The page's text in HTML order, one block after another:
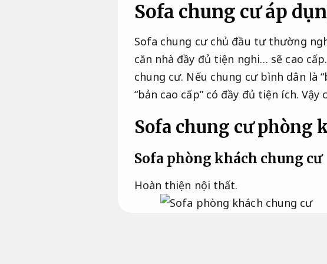
Sofa chung cư áp
Sofa chung cư chủ đầu tư thường
căn nhà đầy đủ tiện nghi… sẽ cao
chung cư. Nếu chung cư bình dân là
“bản cao cấp” có đầy đủ tiện ích. Vậy
Sofa chung cư phòng
Sofa phòng khách chung cư
Hoàn thiện nội thất.